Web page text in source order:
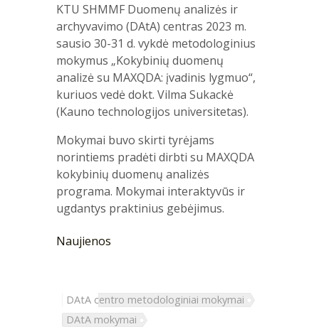
KTU SHMMF Duomenų analizės ir
archyvavimo (DAtA) centras 2023 m.
sausio 30-31 d. vykdė metodologinius
mokymus „Kokybinių duomenų
analizė su MAXQDA: įvadinis lygmuo“,
kuriuos vedė dokt. Vilma Sukackė
(Kauno technologijos universitetas).
Mokymai buvo skirti tyrėjams
norintiems pradėti dirbti su MAXQDA
kokybinių duomenų analizės
programa. Mokymai interaktyvūs ir
ugdantys praktinius gebėjimus.
Naujienos
DAtA centro metodologiniai mokymai
DAtA mokymai